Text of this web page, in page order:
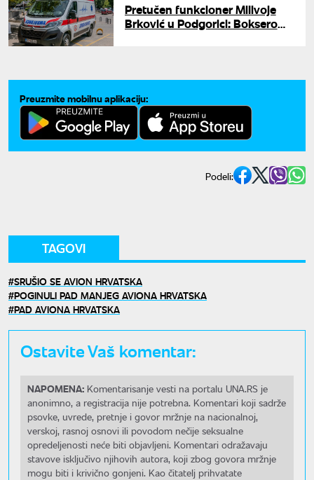
Pretučen funkcioner Milivoje
Brković u Podgorici: Bokserom
Preuzmite mobilnu aplikaciju:
Podeli:
TAGOVI
SRUŠIO SE AVION HRVATSKA
POGINULI PAD MANJEG AVIONA HRVATSKA
PAD AVIONA HRVATSKA
Ostavite Vaš komentar:
NAPOMENA: Komentarisanje vesti na portalu UNA.RS je
anonimno, a registracija nije potrebna. Komentari koji sadrže
psovke, uvrede, pretnje i govor mržnje na nacionalnoj,
verskoj, rasnoj osnovi ili povodom nečije seksualne
opredeljenosti neće biti objavljeni. Komentari odražavaju
stavove isključivo njihovih autora, koji zbog govora mržnje
mogu biti i krivično gonjeni. Kao čitatelj prihvatate